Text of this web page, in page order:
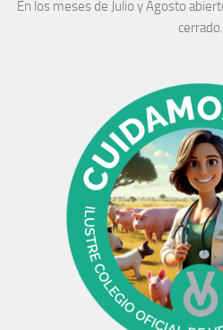
En los meses de Julio y Agosto
cerrado.